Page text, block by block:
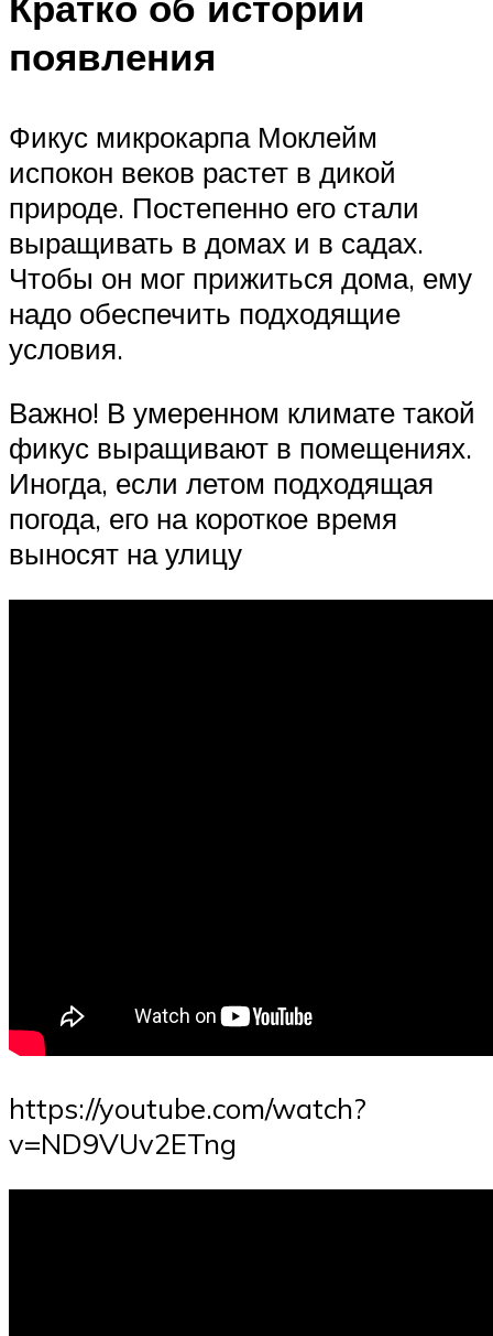
появления
Фикус микрокарпа Моклейм
испокон веков растет в дикой
природе. Постепенно его стали
выращивать в домах и в садах.
Чтобы он мог прижиться дома, ему
надо обеспечить подходящие
условия.
Важно! В умеренном климате такой
фикус выращивают в помещениях.
Иногда, если летом подходящая
погода, его на короткое время
выносят на улицу
https://youtube.com/watch?
v=ND9VUv2ETng